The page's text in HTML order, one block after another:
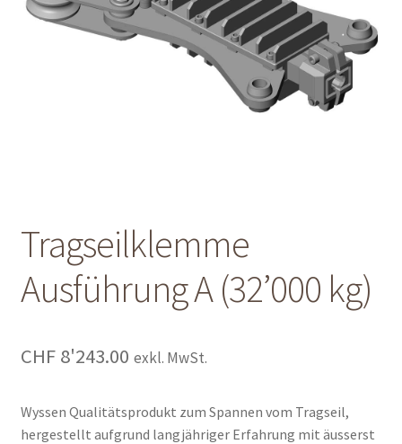
Mein Konto
Warenkorb
Tragseilklemme
Ausführung A (32’000 kg)
CHF8'243.00 exkl. MwSt.
Wyssen Qualitätsprodukt zum Spannen vom Tragseil,
hergestellt aufgrund langjähriger Erfahrung mit äusserst